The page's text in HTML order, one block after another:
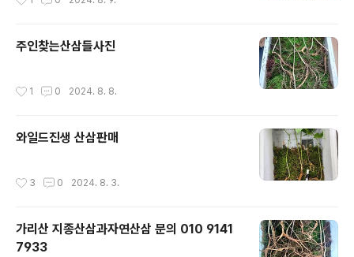
주인찾는산삼들사진
1 0 2024. 8. 8.
와일드진생 산삼판매
3 0 2024. 8. 3.
가리산 지종산삼과자연산삼 문의 010 9141
7933